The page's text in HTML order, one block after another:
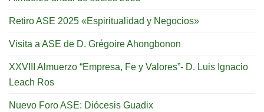
Retiro ASE 2025 «Espiritualidad y Negocios»
Visita a ASE de D. Grégoire Ahongbonon
XXVIII Almuerzo “Empresa, Fe y Valores”- D. Luis Ignacio
Leach Ros
Nuevo Foro ASE: Diócesis Guadix